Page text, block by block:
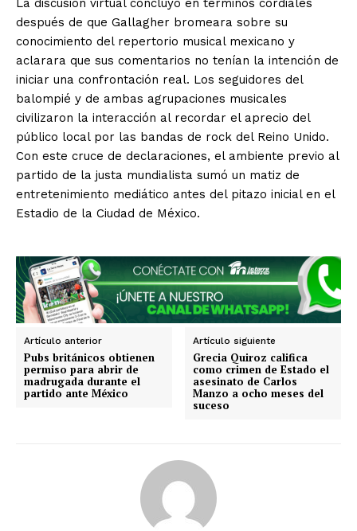
El Suplemento
Estados
Campeche
Ciudad de México
Estado de México
Guerrero Hidalgo
La discusión virtual concluyó en términos cordiales
después de que Gallagher bromeara sobre su
conocimiento del repertorio musical mexicano y
aclarara que sus comentarios no tenían la intención de
iniciar una confrontación real. Los seguidores del
balompié y de ambas agrupaciones musicales
civilizaron la interacción al recordar el aprecio del
público local por las bandas de rock del Reino Unido.
Con este cruce de declaraciones, el ambiente previo al
partido de la justa mundialista sumó un matiz de
entretenimiento mediático antes del pitazo inicial en el
Estadio de la Ciudad de México.
Artículo anterior
Pubs británicos obtienen
permiso para abrir de
madrugada durante el
partido ante México
Artículo siguiente
Grecia Quiroz califica
como crimen de Estado el
asesinato de Carlos
Manzo a ocho meses del
suceso